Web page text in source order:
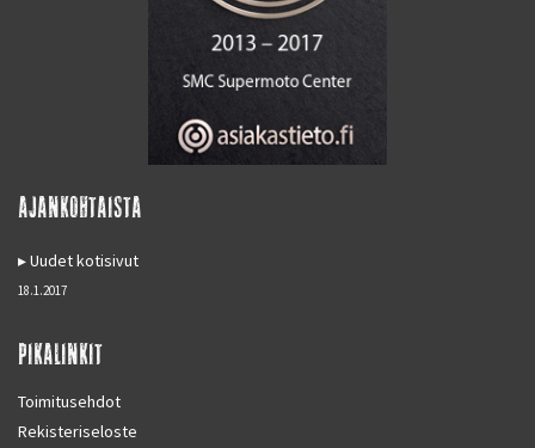
AJANKOHTAISTA
Uudet kotisivut
18.1.2017
PIKALINKIT
Toimitusehdot
Rekisteriseloste